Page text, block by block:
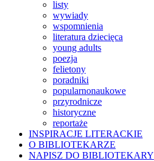
listy
wywiady
wspomnienia
literatura dziecięca
young adults
poezja
felietony
poradniki
popularnonaukowe
przyrodnicze
historyczne
reportaże
INSPIRACJE LITERACKIE
O BIBLIOTEKARZE
NAPISZ DO BIBLIOTEKARY